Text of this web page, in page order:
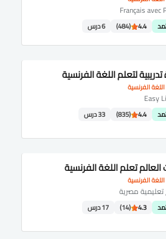
Français avec
4.4
(484) 6 درس
الفرنسية
لتعلم اللغة الفرنسية
Easy
4.4
(835) 33 درس
الفرنسية
تعلم اللغة الفرنسية
تعليمية مصرية
4.3
(14) 17 درس